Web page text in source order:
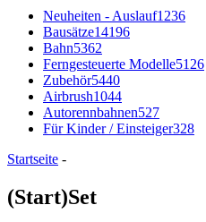
Neuheiten - Auslauf1236
Bausätze14196
Bahn5362
Ferngesteuerte Modelle5126
Zubehör5440
Airbrush1044
Autorennbahnen527
Für Kinder / Einsteiger328
Startseite -
(Start)Set